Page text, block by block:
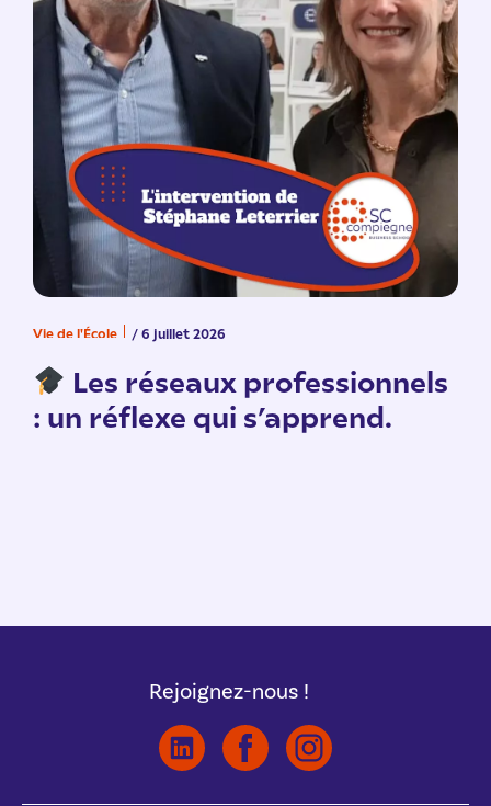
Vie de l'École / 6 juillet 2026
Les réseaux professionnels
: un réflexe qui s’apprend.
Rejoignez-nous !